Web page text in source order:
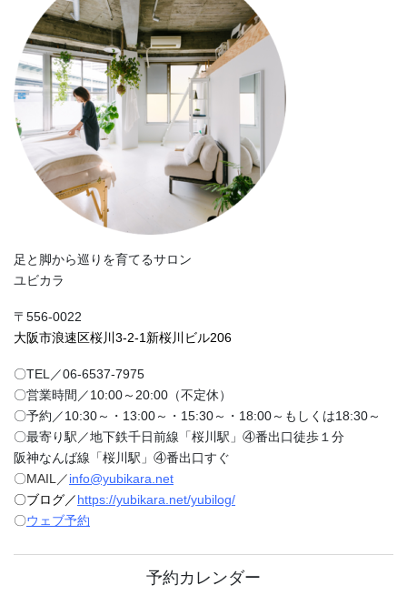
足と脚から巡りを育てるサロン
ユビカラ
〒556-0022
大阪市浪速区桜川3-2-1新桜川ビル206
〇TEL／06-6537-7975
〇営業時間／10:00～20:00（不定休）
〇予約／10:30～・13:00～・15:30～・18:00～もしくは18:30～
〇最寄り駅／地下鉄千日前線「桜川駅」④番出口徒歩１分
阪神なんば線「桜川駅」④番出口すぐ
〇MAIL／info@yubikara.net
〇ブログ／https://yubikara.net/yubilog/
〇ウェブ予約
予約カレンダー